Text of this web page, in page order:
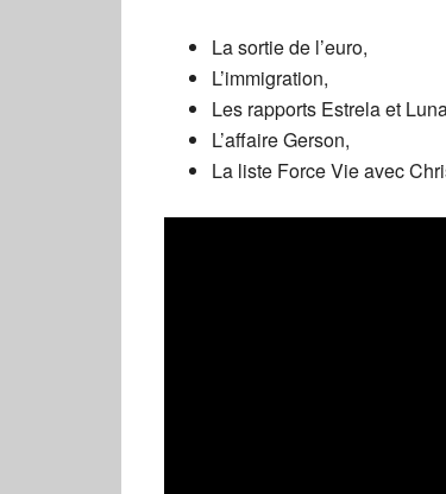
La sortie de l’euro,
L’immigration,
Les rapports Estrela et
L’affaire Gerson,
La liste Force Vie avec